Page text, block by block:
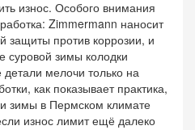
износ. Особого внимания
Zimmermann наносит
защиты против коррозии, и
суровой зимы колодки
мелочи только на
как показывает практика,
зимы в Пермском климате
износ лимит ещё далеко